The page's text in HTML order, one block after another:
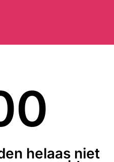
helaas niet